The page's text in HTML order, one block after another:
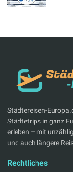
Städtereisen-
Städtetrips in ganz
erleben – mit
und auch längere
Rechtliches